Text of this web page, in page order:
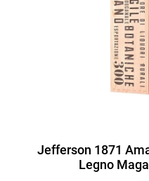
Jefferson 1871
Legno